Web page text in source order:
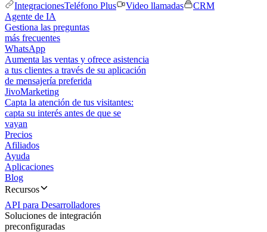
IntegracionesTeléfono Plus Video llamadas
CRM
Agente de IA
Gestiona las preguntas
más frecuentes
WhatsApp
Aumenta las ventas y ofrece asistencia
a tus clientes a través de su aplicación
de mensajería preferida
JivoMarketing
Capta la atención de tus visitantes:
capta su interés antes de que se
vayan
Precios
Afiliados
Ayuda
Aplicaciones
Blog
Recursos
API para Desarrolladores
Soluciones de integración
preconfiguradas